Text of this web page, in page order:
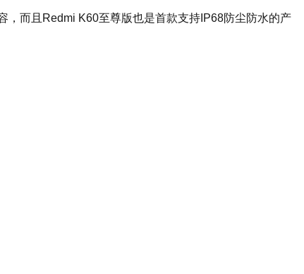
，而且Redmi K60至尊版也是首款支持IP68防尘防水的产